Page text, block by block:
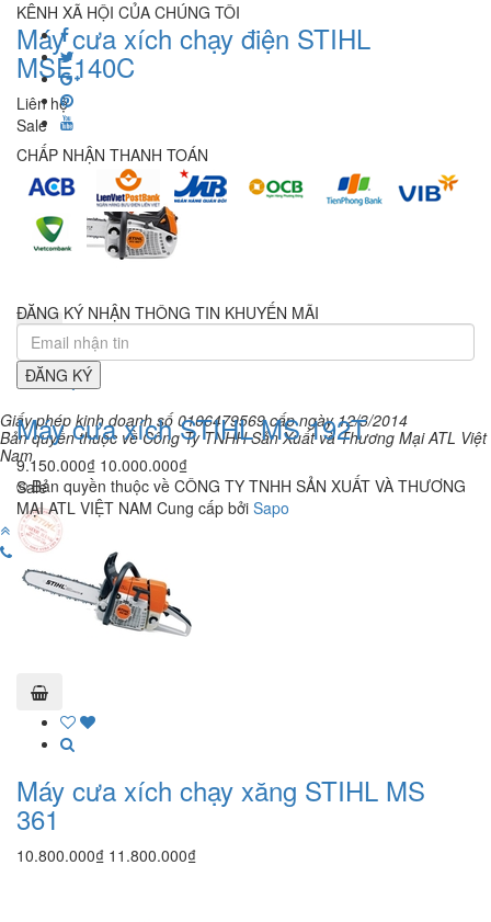
Máy cưa xích chạy điện STIHL
MSE140C
Liên hệ
Sale
Máy cưa xích STIHL MS 192T
9.150.000₫ 10.000.000₫
Sale
Máy cưa xích chạy xăng STIHL MS
361
10.800.000₫ 11.800.000₫
KÊNH XÃ HỘI CỦA CHÚNG TÔI
CHẤP NHẬN THANH TOÁN
ĐĂNG KÝ NHẬN THÔNG TIN KHUYẾN MÃI
ĐĂNG KÝ
Giấy phép kinh doanh số 0106479569 cấp ngày 12/3/2014
Bản quyền thuộc về Công Ty TNHH Sản Xuất và Thương Mại ATL Việt
Nam
© Bản quyền thuộc về CÔNG TY TNHH SẢN XUẤT VÀ THƯƠNG
MẠI ATL VIỆT NAM Cung cấp bởi Sapo
0973 393 888